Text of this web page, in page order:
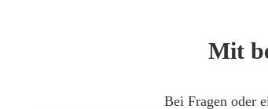
Mit
Bei Fragen oder